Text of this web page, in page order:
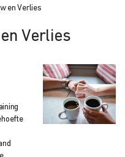
en Verlies
Verlies